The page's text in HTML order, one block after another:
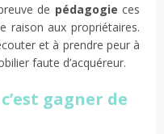
de pédagogie ces
raison aux propriétaires.
et à prendre peur à
faute d’acquéreur.
gagner de